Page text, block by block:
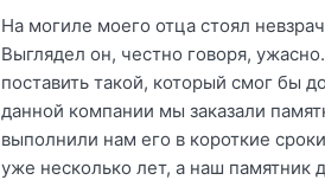
На могиле моего отца стоял
Выглядел он, честно говоря,
поставить такой, который смог бы
данной компании мы заказали
выполнили нам его в короткие
уже несколько лет, а наш памятник